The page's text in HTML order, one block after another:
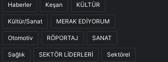
Haberler Keşan KÜLTÜR
Kültür/Sanat MERAK EDİYORUM
Otomotiv RÖPORTAJ SANAT
Sağlık SEKTÖR LİDERLERİ Sektörel